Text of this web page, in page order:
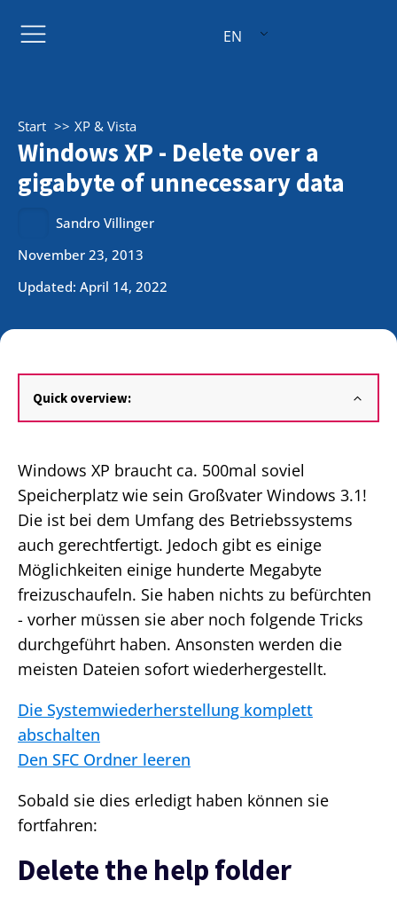
EN
Start XP & Vista
Windows XP - Delete over a
gigabyte of unnecessary data
Sandro Villinger
November 23, 2013
Updated: April 14, 2022
Quick overview:
Windows XP braucht ca. 500mal soviel
Speicherplatz wie sein Großvater Windows 3.1!
Die ist bei dem Umfang des Betriebssystems
auch gerechtfertigt. Jedoch gibt es einige
Möglichkeiten einige hunderte Megabyte
freizuschaufeln. Sie haben nichts zu befürchten
- vorher müssen sie aber noch folgende Tricks
durchgeführt haben. Ansonsten werden die
meisten Dateien sofort wiederhergestellt.
Die Systemwiederherstellung komplett
abschalten
Den SFC Ordner leeren
Sobald sie dies erledigt haben können sie
fortfahren:
Delete the help folder